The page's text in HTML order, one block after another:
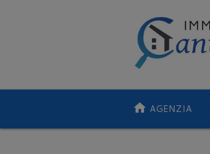
home AGENZIA